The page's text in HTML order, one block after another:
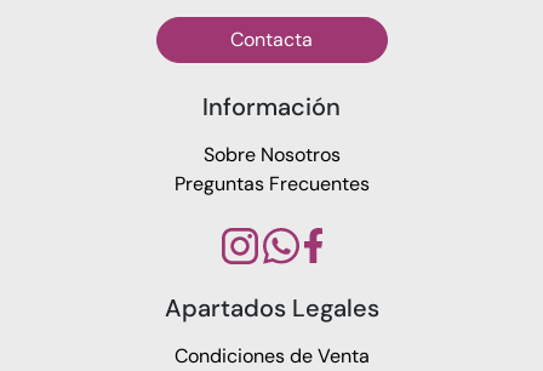
Contacta
Información
Sobre Nosotros
Preguntas Frecuentes
Apartados Legales
Condiciones de Venta